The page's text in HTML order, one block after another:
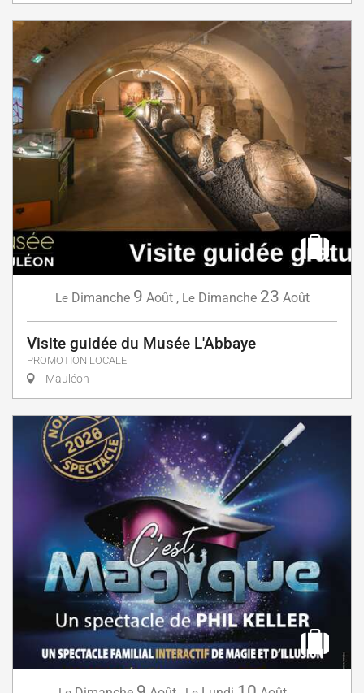
Le Dimanche 9 Août, Le Dimanche 23 Août
Visite guidée du Musée L'Abbaye
PROMOTION LOCALE
Mauléon